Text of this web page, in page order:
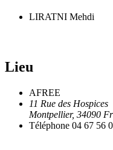
LIRATNI Mehdi
Lieu
AFREE
11 Rue des Hospices
Montpellier, 34090
Téléphone 04 67 56